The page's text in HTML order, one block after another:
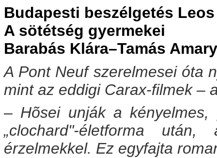
Budapesti beszélgetés Leos
A sötétség gyermekei
Barabás Klára–Tamás
A Pont Neuf szerelmesei óta
mint az eddigi Carax-filmek –
– Hõsei unják a
„clochard"-életforma
érzelmekkel. Ez egyfajta